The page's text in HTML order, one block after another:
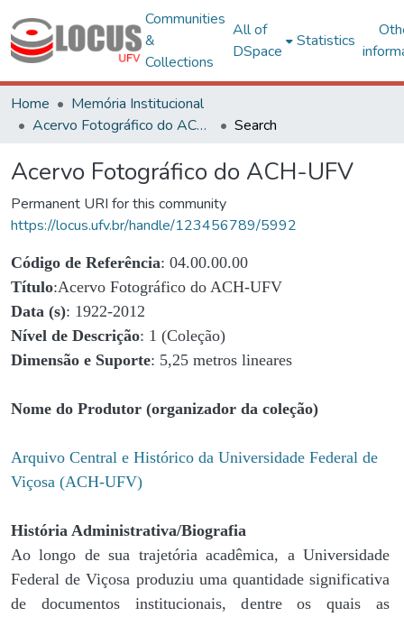
Communities
&
Collections
All of
DSpace
Statistics
Home
Memória Institucional
Acervo Fotográfico do ACH-UFV
Search
Acervo Fotográfico do ACH-UFV
Permanent URI for this community
https://locus.ufv.br/handle/123456789/5992
Código de Referência: 04.00.00.00
Título:Acervo Fotográfico do ACH-UFV
Data (s): 1922-2012
Nível de Descrição: 1 (Coleção)
Dimensão e Suporte: 5,25 metros lineares
Nome do Produtor (organizador da coleção)
Arquivo Central e Histórico da Universidade Federal de
Viçosa (ACH-UFV)
História Administrativa/Biografia
Ao longo de sua trajetória acadêmica, a Universidade
Federal de Viçosa produziu uma quantidade significativa
de documentos institucionais, dentre os quais as